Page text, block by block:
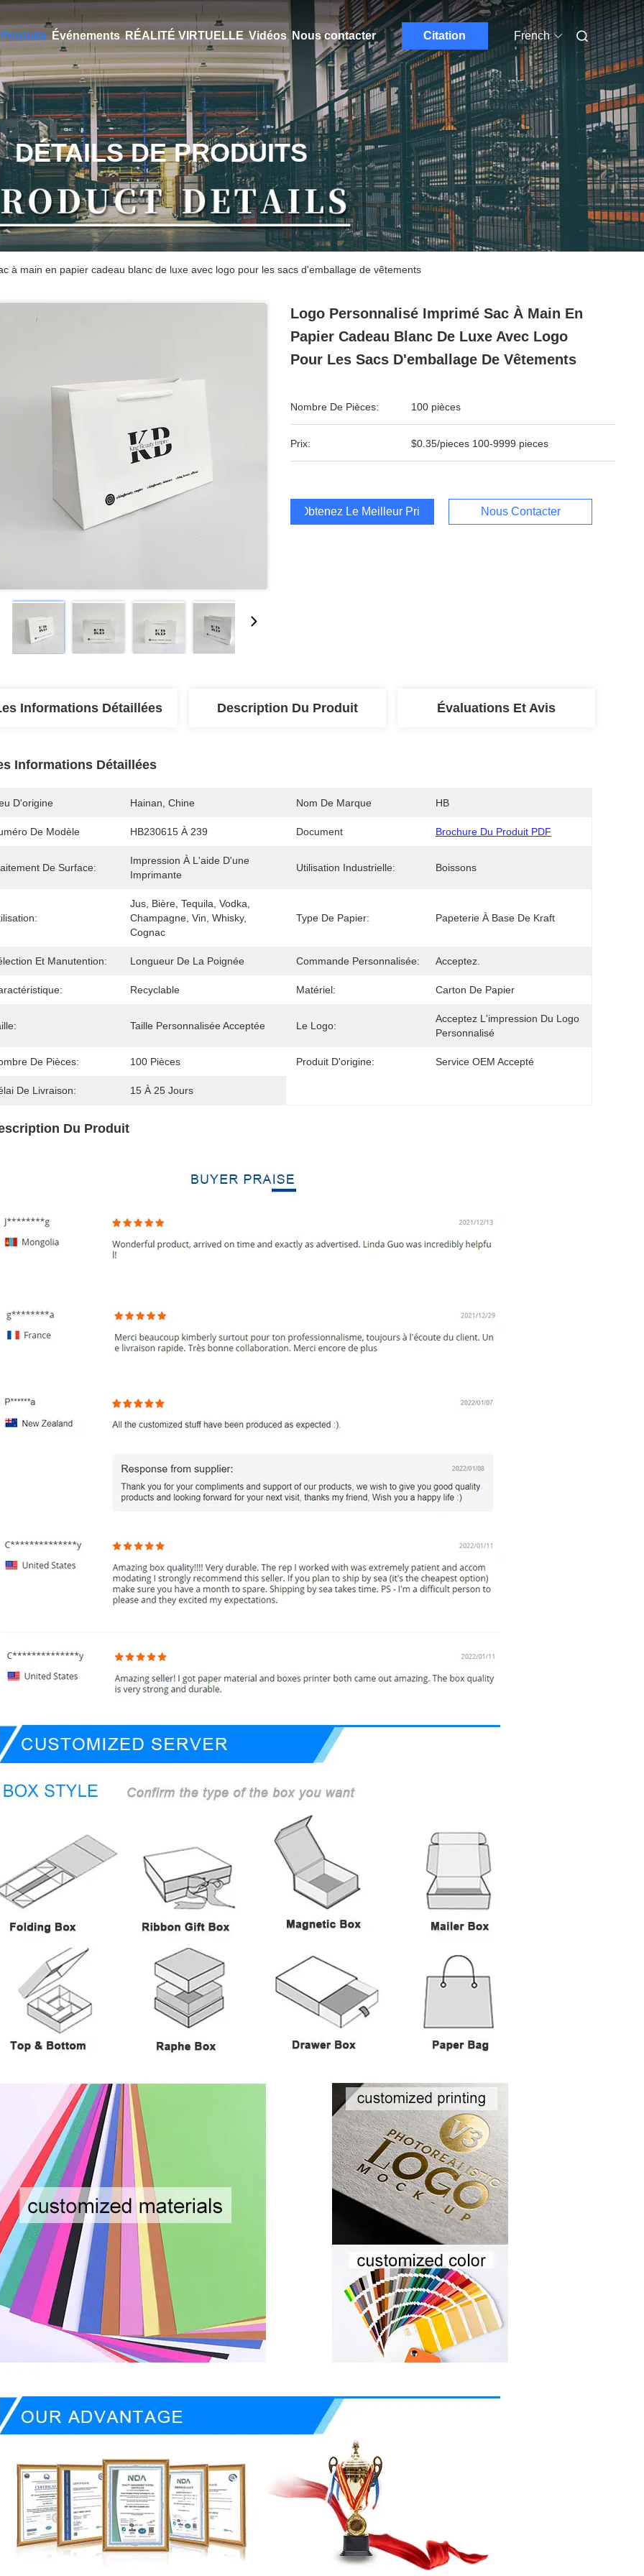
Produits Événements RÉALITÉ VIRTUELLE Vidéos Nous contacter Citation French
DÉTAILS DE PRODUITS
à main en papier cadeau blanc de luxe avec logo pour les sacs d'emballage de vêtements
Logo Personnalisé Imprimé Sac À Main En
Papier Cadeau Blanc De Luxe Avec Logo
Pour Les Sacs D'emballage De Vêtements
Nombre De Pièces: 100 pièces
Prix: $0.35/pieces 100-9999 pieces
Obtenez Le Meilleur Prix Nous Contacter
Informations Détaillées Description Du Produit Évaluations Et Avis
Informations Détaillées
D'origine Hainan, Chine Nom De Marque HB
De Modèle HB230615 À 239 Document Brochure Du Produit PDF
De Surface:
Impression À L'aide D'une
Imprimante
Utilisation Industrielle: Boissons
Jus, Bière, Tequila, Vodka,
Champagne, Vin, Whisky,
Cognac
Type De Papier: Papeterie À Base De Kraft
Et Manutention: Longueur De La Poignée Commande Personnalisée: Acceptez.
Recyclable Matériel: Carton De Papier
Taille Personnalisée Acceptée Le Logo:
Acceptez L'impression Du Logo
Personnalisé
De Pièces: 100 Pièces Produit D'origine: Service OEM Accepté
De Livraison: 15 À 25 Jours
Du Produit